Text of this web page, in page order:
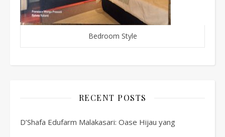
Bedroom Style
RECENT POSTS
D’Shafa Edufarm Malakasari: Oase Hijau yang